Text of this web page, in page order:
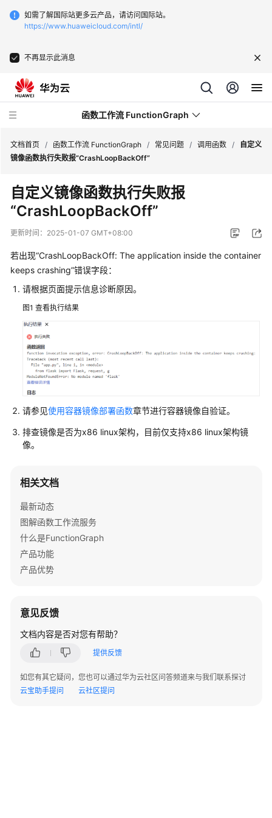
如需了解国际站更多云产品，请访问国际站。
https://www.huaweicloud.com/intl/
不再显示此消息
函数工作流 FunctionGraph
新
动
产
介
绍
费
说
明
快
入
门
指
最
佳
实
践
发
指
南
API
参
考
文档首页 / 函数工作流 FunctionGraph / 常见问题 / 调用函数 /
自定义
镜像函数执行失败报“CrashLoopBackOff”
自定义镜像函数执行失败报
“CrashLoopBackOff”
更新时间： 2025-01-07 GMT+08:00
若出现“CrashLoopBackOff: The application inside the container
keeps crashing”错误字段：
请根据页面提示信息诊断原因。
图1 查看执行结果
请参见使用容器镜像部署函数章节进行容器镜像自验证。
排查镜像是否为x86 linux架构，目前仅支持x86 linux架构镜
像。
相关文档
最新动态
图解函数工作流服务
什么是FunctionGraph
产品功能
产品优势
意见反馈
文档内容是否对您有帮助？
提供反馈
如您有其它疑问，您也可以通过华为云社区问答频道来与我们联系探讨
云宝助手提问
云社区提问